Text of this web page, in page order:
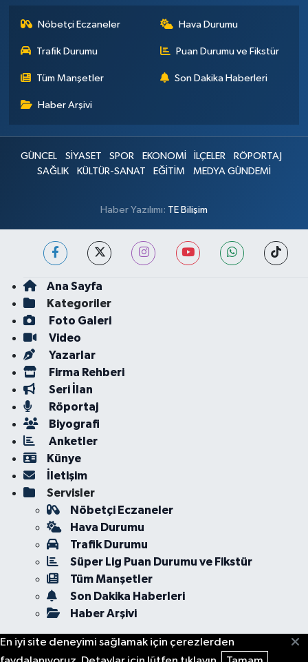
Nöbetçi Eczaneler Hava Durumu
Trafik Durumu Puan Durumu ve Fikstür
Tüm Manşetler Son Dakika Haberleri
Haber Arşivi
GÜNCEL SİYASET SPOR EKONOMİ İLÇELER
RÖPORTAJ
SAĞLIK
KÜLTÜR-SANAT EĞİTİM MEDYA GÜNDEMİ
Haber Yazılımı: TE Bilişim
Ana Sayfa
Kategoriler
Foto Galeri
Video
Yazarlar
Firma Rehberi
Seri İlan
Röportaj
Biyografi
Anketler
Künye
İletişim
Servisler
Nöbetçi Eczaneler
Hava Durumu
Trafik Durumu
Süper Lig Puan Durumu ve Fikstür
Tüm Manşetler
Son Dakika Haberleri
Haber Arşivi
En iyi site deneyimi sağlamak için çerezlerden